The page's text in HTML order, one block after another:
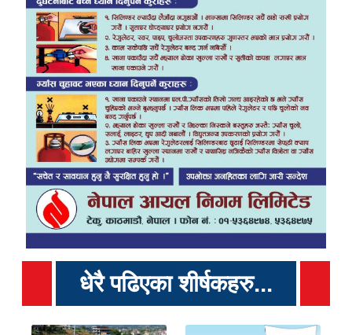
धेरै पढिएका शीर्षकहरु...